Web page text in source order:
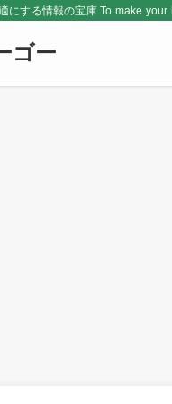
にする情報の宝庫 To make
ゴー